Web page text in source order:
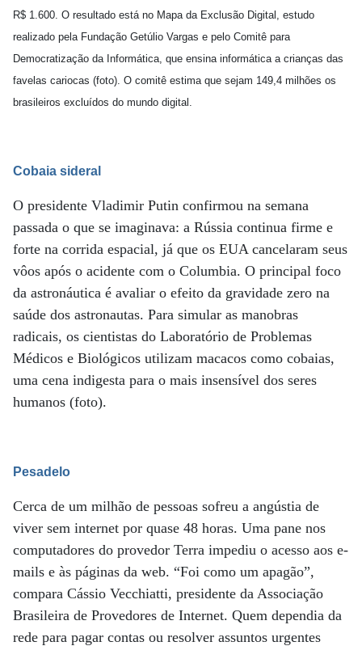
R$ 1.600. O resultado está no Mapa da Exclusão Digital, estudo
realizado pela Fundação Getúlio Vargas e pelo Comitê para
Democratização da Informática, que ensina informática a crianças das
favelas cariocas (foto). O comitê estima que sejam 149,4 milhões os
brasileiros excluídos do mundo digital.
Cobaia sideral
O presidente Vladimir Putin confirmou na semana
passada o que se imaginava: a Rússia continua firme e
forte na corrida espacial, já que os EUA cancelaram seus
vôos após o acidente com o Columbia. O principal foco
da astronáutica é avaliar o efeito da gravidade zero na
saúde dos astronautas. Para simular as manobras
radicais, os cientistas do Laboratório de Problemas
Médicos e Biológicos utilizam macacos como cobaias,
uma cena indigesta para o mais insensível dos seres
humanos (foto).
Pesadelo
Cerca de um milhão de pessoas sofreu a angústia de
viver sem internet por quase 48 horas. Uma pane nos
computadores do provedor Terra impediu o acesso aos e-
mails e às páginas da web. “Foi como um apagão”,
compara Cássio Vecchiatti, presidente da Associação
Brasileira de Provedores de Internet. Quem dependia da
rede para pagar contas ou resolver assuntos urgentes